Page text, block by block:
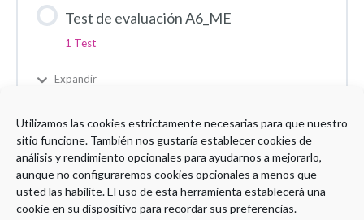
Utilizamos las cookies estrictamente necesarias para que nuestro
sitio funcione. También nos gustaría establecer cookies de
análisis y rendimiento opcionales para ayudarnos a mejorarlo,
aunque no configuraremos cookies opcionales a menos que
usted las habilite. El uso de esta herramienta establecerá una
cookie en su dispositivo para recordar sus preferencias.
Test de evaluación A6_ME
1 Test
Expandir
Encuesta de satisfacción A6_ME